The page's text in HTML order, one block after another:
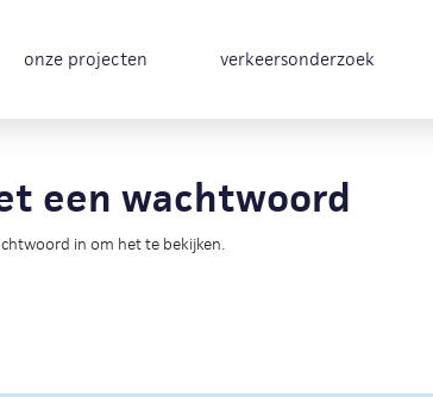
onze projecten verkeersonderzoek
een wachtwoord
in om het te bekijken.